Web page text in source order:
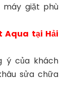
giặt phù
Aqua tại Hải
ý của khách
sửa chữa